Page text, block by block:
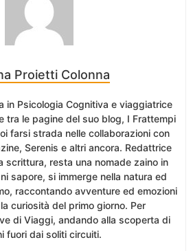
Proietti Colonna
in Psicologia Cognitiva e viaggiatrice
tra le pagine del suo blog, I Frattempi
farsi strada nelle collaborazioni con
Serenis e altri ancora. Redattrice
scrittura, resta una nomade zaino in
sapore, si immerge nella natura ed
raccontando avventure ed emozioni
curiosità del primo giorno. Per
di Viaggi, andando alla scoperta di
fuori dai soliti circuiti.